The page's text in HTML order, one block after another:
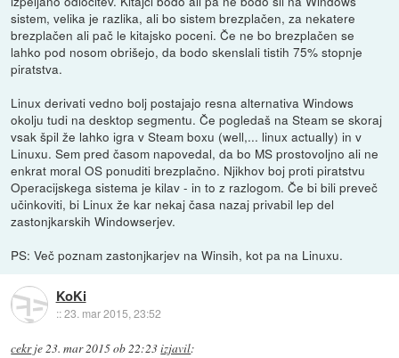
sistem, velika je razlika, ali bo sistem brezplačen, za nekatere
brezplačen ali pač le kitajsko poceni. Če ne bo brezplačen se
lahko pod nosom obrišejo, da bodo skenslali tistih 75% stopnje
piratstva.
Linux derivati vedno bolj postajajo resna alternativa Windows
okolju tudi na desktop segmentu. Če pogledaš na Steam se skoraj
vsak špil že lahko igra v Steam boxu (well,... linux actually) in v
Linuxu. Sem pred časom napovedal, da bo MS prostovoljno ali ne
enkrat moral OS ponuditi brezplačno. Njikhov boj proti piratstvu
Operacijskega sistema je kilav - in to z razlogom. Če bi bili preveč
učinkoviti, bi Linux že kar nekaj časa nazaj privabil lep del
zastonjkarskih Windowserjev.
PS: Več poznam zastonjkarjev na Winsih, kot pa na Linuxu.
KoKi
::23. mar 2015, 23:52
cekrje23. mar 2015 ob 22:23izjavil: